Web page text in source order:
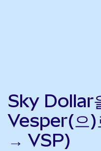
Sky Dollar
Vesper(으)
→ VSP)